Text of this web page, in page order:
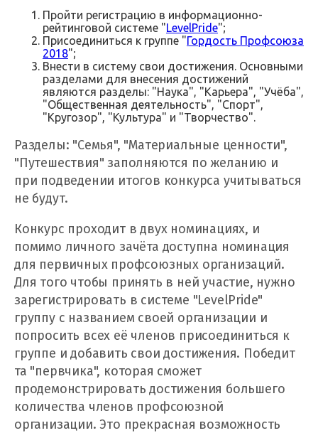
Пройти регистрацию в информационно-
рейтинговой системе "LevelPride";
Присоединиться к группе "Гордость Профсоюза
2018";
Внести в систему свои достижения. Основными
разделами для внесения достижений
являются разделы: "Наука", "Карьера", "Учёба",
"Общественная деятельность", "Спорт",
"Кругозор", "Культура" и "Творчество".
Разделы: "Семья", "Материальные ценности",
"Путешествия" заполняются по желанию и
при подведении итогов конкурса учитываться
не будут.
Конкурс проходит в двух номинациях, и
помимо личного зачёта доступна номинация
для первичных профсоюзных организаций.
Для того чтобы принять в ней участие, нужно
зарегистрировать в системе "LevelPride"
группу с названием своей организации и
попросить всех её членов присоединиться к
группе и добавить свои достижения. Победит
та "первчика", которая сможет
продемонстрировать достижения большего
количества членов профсоюзной
организации. Это прекрасная возможность